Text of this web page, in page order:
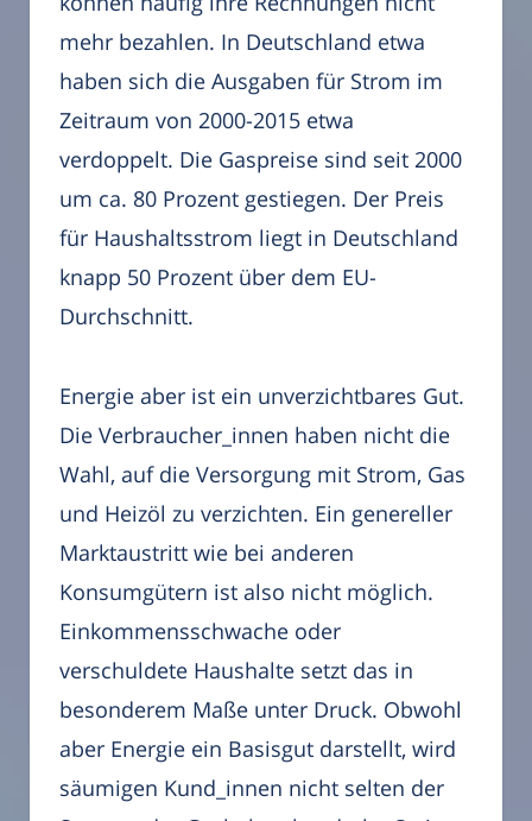
mehr bezahlen. In Deutschland etwa
haben sich die Ausgaben für Strom im
Zeitraum von 2000-2015 etwa
verdoppelt. Die Gaspreise sind seit 2000
um ca. 80 Prozent gestiegen. Der Preis
für Haushaltsstrom liegt in Deutschland
knapp 50 Prozent über dem EU-
Durchschnitt.
Energie aber ist ein unverzichtbares Gut.
Die Verbraucher_innen haben nicht die
Wahl, auf die Versorgung mit Strom, Gas
und Heizöl zu verzichten. Ein genereller
Marktaustritt wie bei anderen
Konsumgütern ist also nicht möglich.
Einkommensschwache oder
verschuldete Haushalte setzt das in
besonderem Maße unter Druck. Obwohl
aber Energie ein Basisgut darstellt, wird
säumigen Kund_innen nicht selten der